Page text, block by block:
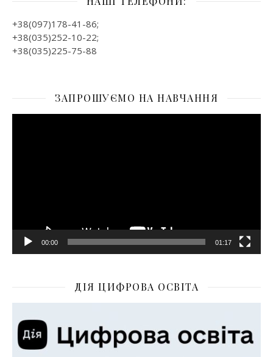
+38(097)178-41-86;
+38(035)252-10-22;
+38(035)225-75-88
ЗАПРОШУЄМО НА НАВЧАННЯ
00:00 01:17
ДІЯ ЦИФРОВА ОСВІТА